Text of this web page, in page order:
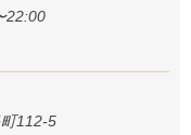
22:00
112-5